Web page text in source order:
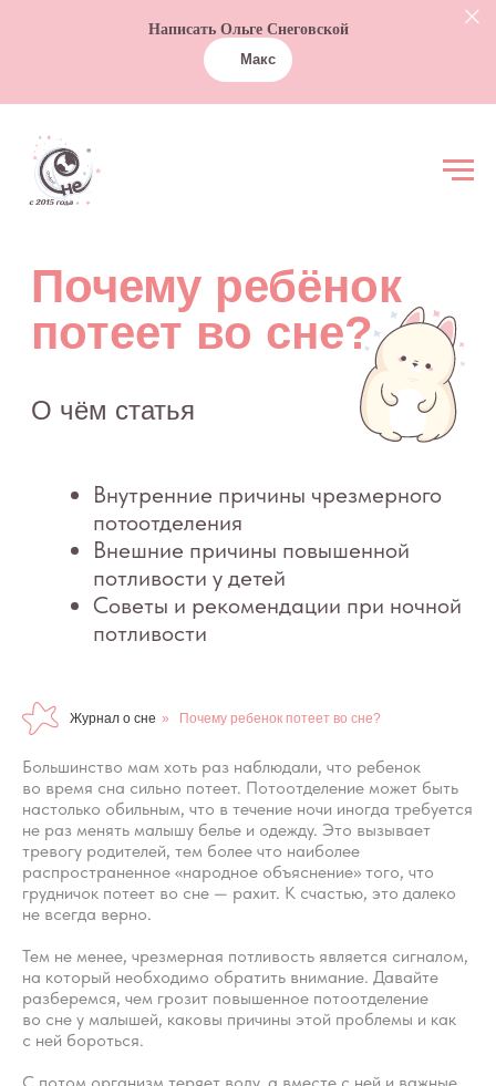
Написать Ольге Снеговской
Макс
Почему ребёнок
Внутренние причины чрезмерного
потливости у детей
О чём статья
Журнал о сне » Почему ребенок потеет во сне?
Большинство мам хоть раз наблюдали, что ребенок
во время сна сильно потеет. Потоотделение может быть
настолько обильным, что в течение ночи иногда требуется
не раз менять малышу белье и одежду. Это вызывает
тревогу родителей, тем более что наиболее
распространенное «народное объяснение» того, что
грудничок потеет во сне — рахит. К счастью, это далеко
не всегда верно.
Тем не менее, чрезмерная потливость является сигналом,
на который необходимо обратить внимание. Давайте
разберемся, чем грозит повышенное потоотделение
во сне у малышей, каковы причины этой проблемы и как
с ней бороться.